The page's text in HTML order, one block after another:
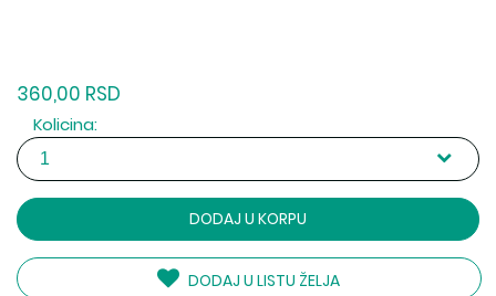
360,00 RSD
Kolicina:
DODAJ U KORPU
DODAJ U LISTU ŽELJA